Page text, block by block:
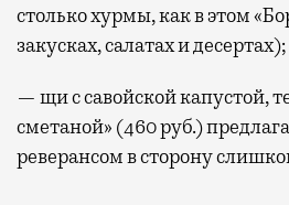
столько хурмы, как в этом
закусках, салатах и десертах);
— щи с савойской капустой,
сметаной» (460 руб.)
реверансом в сторону